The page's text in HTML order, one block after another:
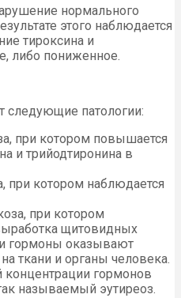
нормального
этого наблюдается
тироксина и
либо пониженное.
следующие патологии:
при котором повышается
и трийодтиронина в
при котором наблюдается
при котором
щитовидных
гормоны оказывают
ткани и органы человека.
концентрации гормонов
называемый эутиреоз.